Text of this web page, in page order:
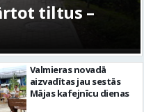
tiltus –
Valmieras novadā
aizvadītas jau sestās
Mājas kafejnīcu dienas